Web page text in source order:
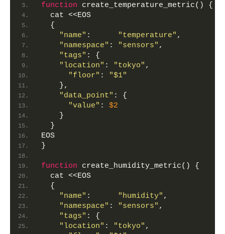
function create_temperature_metric() {
  cat <<EOS
  {
"name" : "temperature" ,
"namespace" : "sensors" ,
"tags" : {
"location" : "tokyo" ,
"floor" :
"$1"
    },
"data_point" : {
"value" : $2
    }
  }
EOS
}
function create_humidity_metric() {
  cat <<EOS
  {
"name" : "humidity" ,
"namespace" : "sensors" ,
"tags" : {
"location" : "tokyo" ,